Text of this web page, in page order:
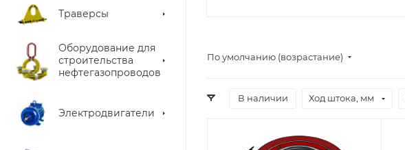
Траверсы
Оборудование для
строительства
нефтегазопроводов
Электродвигатели
По умолчанию (возрастание)
В наличии Ход штока, мм